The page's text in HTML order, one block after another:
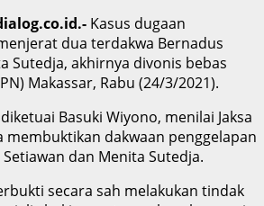
Kasus dugaan
dua terdakwa Bernadus
Sutedja, akhirnya divonis bebas
Makassar, Rabu (24/3/2021).
Basuki Wiyono, menilai Jaksa
membuktikan dakwaan penggelapan
dan Menita Sutedja.
secara sah melakukan tindak